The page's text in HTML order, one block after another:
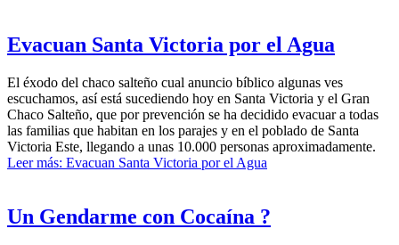
Evacuan Santa Victoria por el Agua
El éxodo del chaco salteño cual anuncio bíblico algunas ves
escuchamos, así está sucediendo hoy en Santa Victoria y el Gran
Chaco Salteño, que por prevención se ha decidido evacuar a todas
las familias que habitan en los parajes y en el poblado de Santa
Victoria Este, llegando a unas 10.000 personas aproximadamente.
Leer más: Evacuan Santa Victoria por el Agua
Un Gendarme con Cocaína ?